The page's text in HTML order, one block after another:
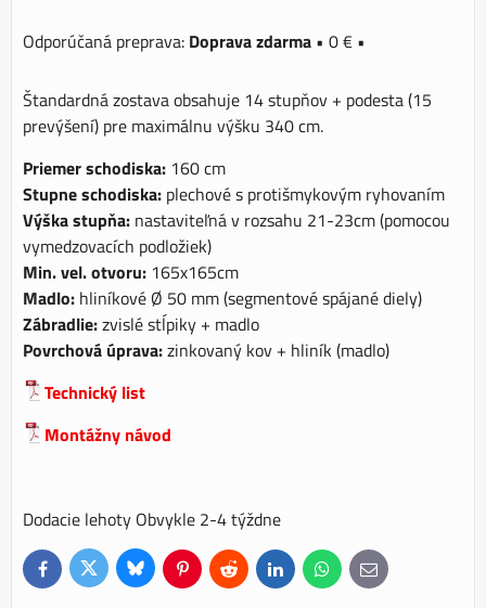
Doprava zdarma • 0 € •
Štandardná zostava obsahuje 14 stupňov + podesta (15
prevýšení) pre maximálnu výšku 340 cm.
Priemer schodiska: 160 cm
Stupne schodiska: plechové s protišmykovým ryhovaním
Výška stupňa: nastaviteľná v rozsahu 21-23cm (pomocou
vymedzovacích podložiek)
Min. vel. otvoru: 165x165cm
Madlo: hliníkové Ø 50 mm (segmentové spájané diely)
Zábradlie:zvislé stĺpiky + madlo
Povrchová úprava:zinkovaný kov + hliník (madlo)
Technický list
Montážny návod
Dodacie lehoty Obvykle 2-4 týždne
FacebookTwitterBlueskyPinterestReddit LinkedInWhatsApp
E-
mail